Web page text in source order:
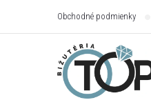
Obchodné podmienky